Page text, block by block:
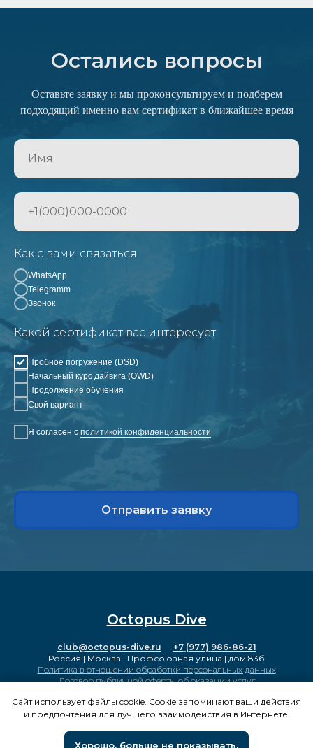
Остались вопросы
Оставьте заявку и мы проконсультируем и подберем
подходящий именно вам сертификат в ближайшее время
Как с вами связаться
WhatsApp
Telegramm
Звонок
Какой сертификат вас интересует
Пробное погружение (DSD)
Начальный курс дайвига (OWD)
Продолжение обучения
Свой вариант
Я согласен с политикой конфиденциальности
Отправить заявку
Сайт использует файлы cookie. Cookie запоминают ваши действия
и предпочтения для лучшего взаимодействия в Интернете.
Хорошо, больше не показывать.
Octopus Dive
club@octopus-dive.ru +7 (977) 986-86-21
Россия | Москва | Профсоюзная улица | дом 83б
Политика в отношении обработки персональных данных
Договор публичной оферты об оказании услуг